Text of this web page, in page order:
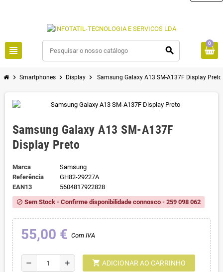
view_headline search
0
chevron_right Smartphones chevron_right Display chevron_right Samsung Galaxy A13 SM-A137F Display Preto
Samsung Galaxy A13 SM-A137F
Display Preto
Marca
Samsung
Referência
GH82-29227A
EAN13
5604817922828
block Sem Stock - Confirme disponibilidade connosco - 259 098 062
55,00 € Com IVA
remove add shopping_cart ADICIONAR AO CARRINHO